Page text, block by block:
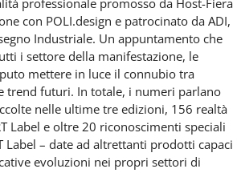
professionale promosso da Host-Fiera
con POLI.design e patrocinato da ADI,
Industriale. Un appuntamento che
i settore della manifestazione, le
mettere in luce il connubio tra
trend futuri. In totale, i numeri parlano
nelle ultime tre edizioni, 156 realtà
Label e oltre 20 riconoscimenti speciali
Label – date ad altrettanti prodotti capaci
evoluzioni nei propri settori di